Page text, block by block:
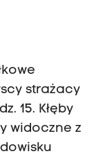
strażacy
15. Kłęby
widoczne z